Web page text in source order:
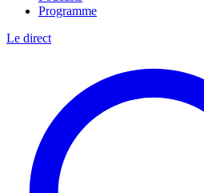
Programme
Le direct